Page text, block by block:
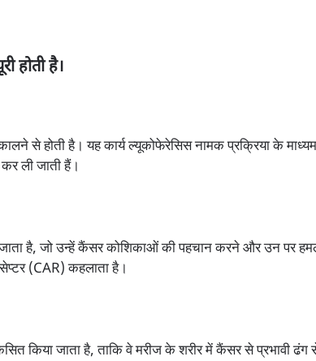
होती है।
से होती है। यह कार्य ल्यूकोफेरेसिस नामक प्रक्रिया के माध्यम
ली जाती हैं।
है, जो उन्हें कैंसर कोशिकाओं की पहचान करने और उन पर
(CAR) कहलाता है।
किया जाता है, ताकि वे मरीज के शरीर में कैंसर से प्रभावी ढंग